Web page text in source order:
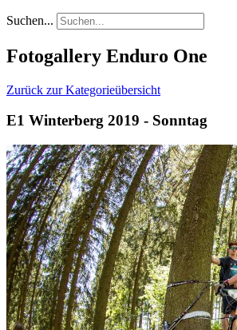
Suchen...
Fotogallery Enduro One
Zurück zur Kategorieübersicht
E1 Winterberg 2019 - Sonntag